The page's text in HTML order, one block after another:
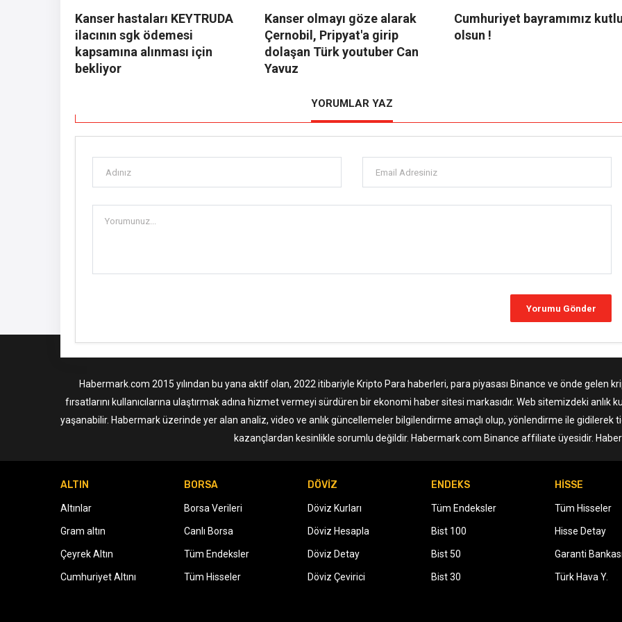
Kanser hastaları KEYTRUDA
ilacının sgk ödemesi
kapsamına alınması için
bekliyor
Kanser olmayı göze alarak
Çernobil, Pripyat'a girip
dolaşan Türk youtuber Can
Yavuz
Cumhuriyet bayramımız
olsun !
YORUMLAR YAZ
Habermark.com 2015 yılından bu yana aktif olan, 2022 itibariyle Kripto Para haberleri, para piyasası Binance ve önde gelen
fırsatlarını kullanıcılarına ulaştırmak adına hizmet vermeyi sürdüren bir ekonomi haber sitesi markasıdır. Web sitemizdeki
yaşanabilir. Habermark üzerinde yer alan analiz, video ve anlık güncellemeler bilgilendirme amaçlı olup, yönlendirme ile gidilerek
kazançlardan kesinlikle sorumlu değildir. Habermark.com Binance affiliate üyesidir.
ALTIN
Altınlar
Gram altın
Çeyrek Altın
Cumhuriyet Altını
BORSA
Borsa Verileri
Canlı Borsa
Tüm Endeksler
Tüm Hisseler
DÖVİZ
Döviz Kurları
Döviz Hesapla
Döviz Detay
Döviz Çevirici
ENDEKS
Tüm Endeksler
Bist 100
Bist 50
Bist 30
HİSSE
Tüm Hisseler
Hisse Detay
Garanti
Türk Hava Y.